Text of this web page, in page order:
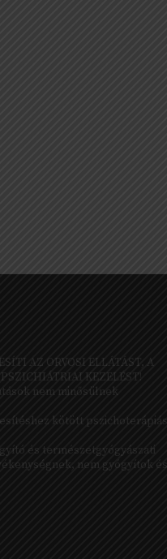
AZ ORVOSI ELLÁTÁST, A
KEZELÉST!
nem minősülnek
kötött pszichoterápiás
és természetgyógyászati
nem gyógyítok és